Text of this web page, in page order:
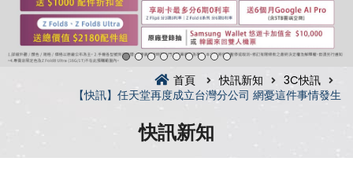
首頁 快訊新知
3C快訊
【快訊】任天堂再度成立台灣分公司 網憂這件事情發生
快訊新知